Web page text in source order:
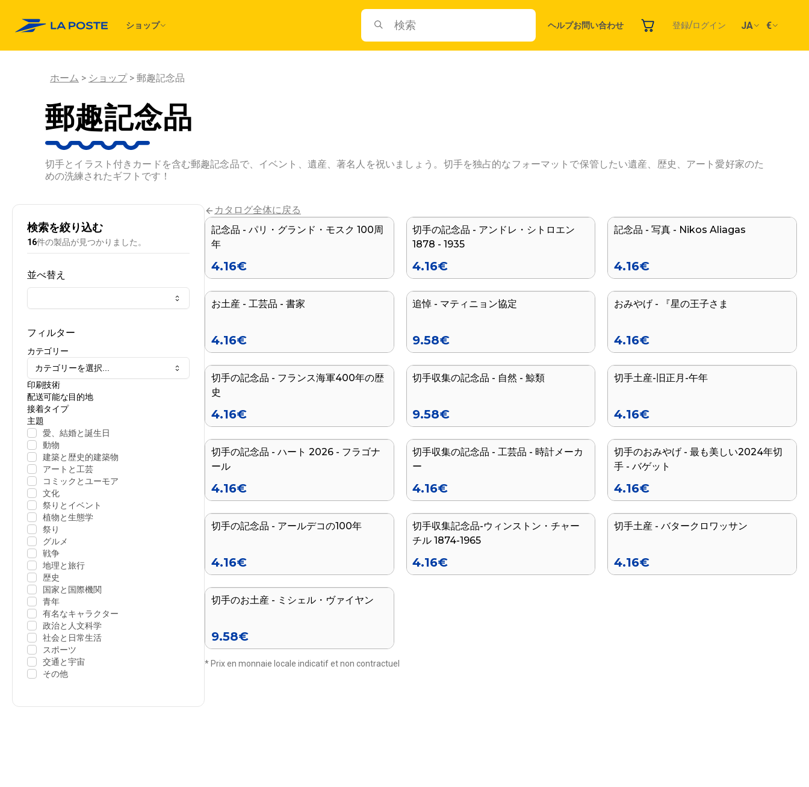
ショップ ヘルプお問い合わせ 登録/ログイン JA €
ホーム ショップ 郵趣記念品
郵趣記念品
切手とイラスト付きカードを含む郵趣記念品で、イベント、遺産、著名人を祝いましょう。切手を独占的なフォーマットで保管したい遺産、歴史、アート愛好家のた
めの洗練されたギフトです！
検索を絞り込む
16件の製品が見つかりました。
並べ替え
フィルター
カテゴリー
カテゴリーを選択...
印刷技術
配送可能な目的地
接着タイプ
主題
愛、結婚と誕生日
動物
建築と歴史的建築物
アートと工芸
コミックとユーモア
文化
祭りとイベント
植物と生態学
祭り
グルメ
戦争
地理と旅行
歴史
国家と国際機関
青年
有名なキャラクター
政治と人文科学
社会と日常生活
スポーツ
交通と宇宙
その他
カタログ全体に戻る
新着
記念品 - パリ・グランド・モスク 100周
年
4.16€
新着
切手の記念品 - アンドレ・シトロエン
1878 - 1935
4.16€
新着
記念品 - 写真 - Nikos Aliagas
4.16€
新着
お土産 - 工芸品 - 書家
4.16€
新着
追悼 - マティニョン協定
9.58€
新着
おみやげ - 『星の王子さま
4.16€
切手の記念品 - フランス海軍400年の歴
史
4.16€
切手収集の記念品 - 自然 - 鯨類
9.58€
切手土産-旧正月-午年
4.16€
切手の記念品 - ハート 2026 - フラゴナ
ール
4.16€
切手収集の記念品 - 工芸品 - 時計メーカ
ー
4.16€
切手のおみやげ - 最も美しい2024年切
手 - バゲット
4.16€
シリーズ終了
切手の記念品 - アールデコの100年
4.16€
シリーズ終了
切手収集記念品-ウィンストン・チャー
チル 1874-1965
4.16€
シリーズ終了
切手土産 - バタークロワッサン
4.16€
シリーズ終了
切手のお土産 - ミシェル・ヴァイヤン
9.58€
* Prix en monnaie locale indicatif et non contractuel